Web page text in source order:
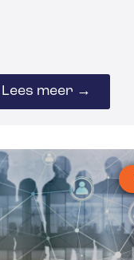
Lees meer →